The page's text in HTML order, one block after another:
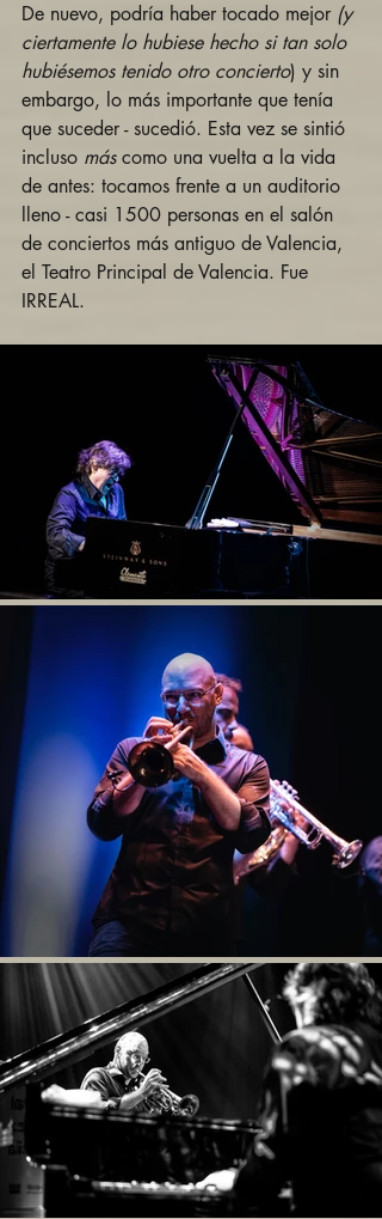
De nuevo, podría haber tocado mejor (y
ciertamente lo hubiese hecho si tan solo
hubiésemos tenido otro concierto) y sin
embargo, lo más importante que tenía
que suceder - sucedió. Esta vez se sintió
incluso más como una vuelta a la vida
de antes: tocamos frente a un auditorio
lleno - casi 1500 personas en el salón
de conciertos más antiguo de Valencia,
el Teatro Principal de Valencia. Fue
IRREAL.